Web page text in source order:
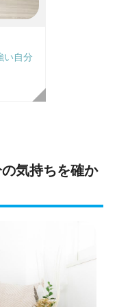
い自分
気持ちを確か